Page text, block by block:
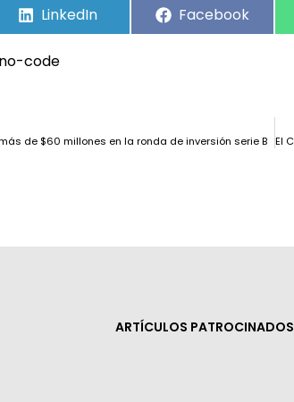
LinkedIn Facebook
no-code
de $60 millones en la ronda de inversión serie B
ARTÍCULOS PATROCINADOS